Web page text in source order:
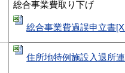
総合事業費取り下げ
総合事業費過誤申立書
住所地特例施設入退所